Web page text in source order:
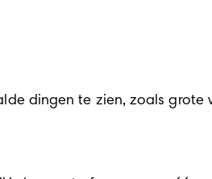
dingen te zien, zoals grote